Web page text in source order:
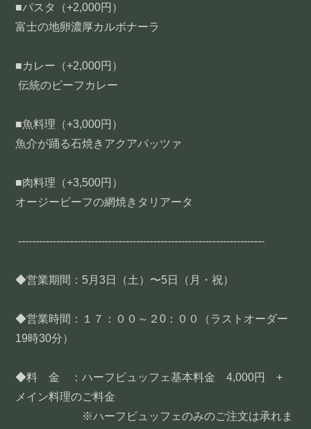
■パスタ（+2,000円）
富士の地卵濃厚カルボナーラ
■カレー（+2,000円）
伝統のビーフカレー
■魚料理（+3,000円）
魚介が踊る石焼きアクアパッツァ
■肉料理（+3,500円）
オージービーフの網焼きタリアータ
-----------------------------------------------------------------------
◆営業期間：5月3日（土）〜5日（月・祝）
◆営業時間：１７：００～２0：００（ラストオーダー
19時30分）
◆料 金 ：ハーフビュッフェ基本料金 4,000円 +
メイン料理のご料金
※ハーフビュッフェのみのご注文は承れま